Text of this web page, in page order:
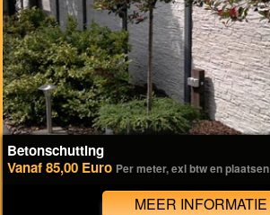
Betonschutting
Vanaf 85,00 Euro Per meter, exl btw en plaatsen
MEER INFORMATIE